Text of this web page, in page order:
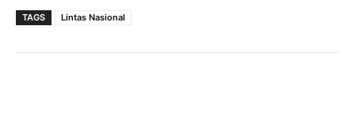
TAGS Lintas Nasional